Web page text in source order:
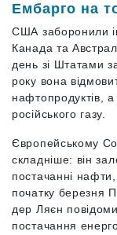
Ембарго на
США заборонили
Канада та
день зі Штатами
року вона
нафтопродуктів,
російського газу.
Європейському
складніше: він
постачанні
початку березня
дер Ляєн
постачання